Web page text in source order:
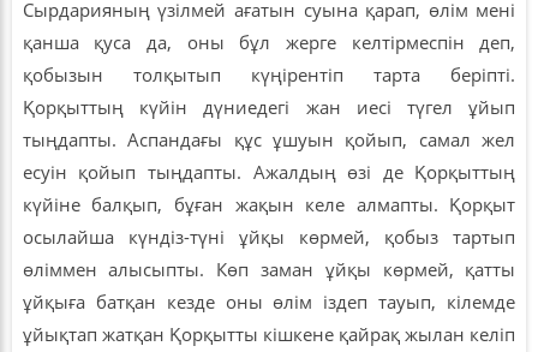
Сырдарияның үзілмей ағатын суына қарап, өлім мені
қанша қуса да, оны бұл жерге келтірмеспін деп,
қобызын толқытып күңірентіп тарта беріпті.
Қорқыттың күйін дүниедегі жан иесі түгел ұйып
тыңдапты. Аспандағы құс ұшуын қойып, самал жел
есуін қойып тыңдапты. Ажалдың өзі де Қорқыттың
күйіне балқып, бұған жақын келе алмапты. Қорқыт
осылайша күндіз-түні ұйқы көрмей, қобыз тартып
өліммен алысыпты. Көп заман ұйқы көрмей, қатты
ұйқыға батқан кезде оны өлім іздеп тауып, кілемде
ұйықтап жатқан Қорқытты кішкене қайрақ жылан келіп